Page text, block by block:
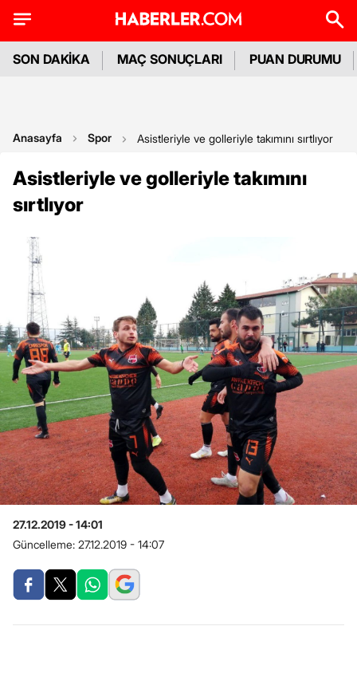
SON DAKİKA MAÇ SONUÇLARI PUAN DURUMU
Anasayfa Spor Asistleriyle ve golleriyle takımını sırtlıyor
Asistleriyle ve golleriyle takımını
sırtlıyor
27.12.2019 - 14:01
Güncelleme: 27.12.2019 - 14:07